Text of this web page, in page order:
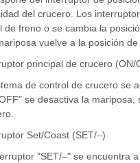
del crucero. Los
de freno o se cambia la
vuelve a la posición de
principal de crucero (ON/
de control de crucero se
se desactiva la
Set/Coast (SET/–)
"SET/–" se encuentra